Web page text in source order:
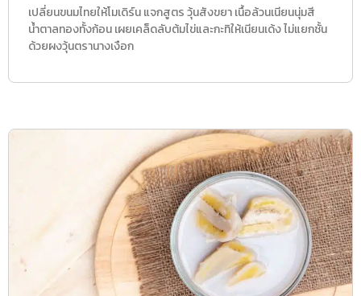
เปลี่ยนขนมไทยให้โมเดิร์น แจกสูตร วุ้นสังขยา เนื้อล้วนเนียนนุ่มสี
น้ำตาลทองทั้งก้อน เผยเคล็ดลับต้มไข่และกะทิให้เนียนเด้ง ไม่แยกชั้น
ด้วยผงวุ้นตรานางเงือก